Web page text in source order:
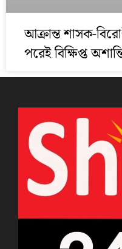
আক্রান্ত শাসক-
পরেই বিক্ষিপ্ত